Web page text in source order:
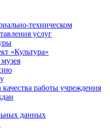
техническом
услуг
«Культура»
работы учреждения
данных